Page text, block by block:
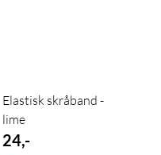
Elastisk skråband -
lime
24,-